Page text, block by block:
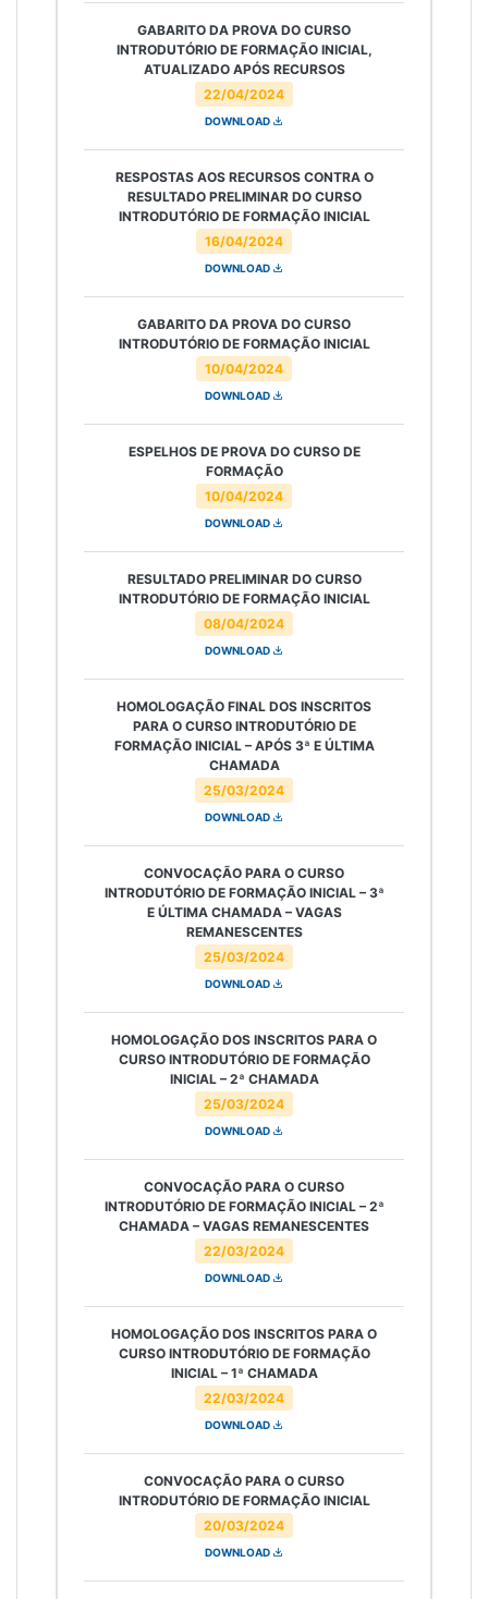
22/04/2024
GABARITO DA PROVA DO CURSO
INTRODUTÓRIO DE FORMAÇÃO INICIAL,
ATUALIZADO APÓS RECURSOS
DOWNLOAD
16/04/2024
RESPOSTAS AOS RECURSOS CONTRA O
RESULTADO PRELIMINAR DO CURSO
INTRODUTÓRIO DE FORMAÇÃO INICIAL
DOWNLOAD
10/04/2024
GABARITO DA PROVA DO CURSO
INTRODUTÓRIO DE FORMAÇÃO INICIAL
DOWNLOAD
10/04/2024
ESPELHOS DE PROVA DO CURSO DE
FORMAÇÃO
DOWNLOAD
08/04/2024
RESULTADO PRELIMINAR DO CURSO
INTRODUTÓRIO DE FORMAÇÃO INICIAL
DOWNLOAD
25/03/2024
HOMOLOGAÇÃO FINAL DOS INSCRITOS
PARA O CURSO INTRODUTÓRIO DE
FORMAÇÃO INICIAL – APÓS 3ª E ÚLTIMA
CHAMADA
DOWNLOAD
25/03/2024
CONVOCAÇÃO PARA O CURSO
INTRODUTÓRIO DE FORMAÇÃO INICIAL – 3ª
E ÚLTIMA CHAMADA – VAGAS
REMANESCENTES
DOWNLOAD
25/03/2024
HOMOLOGAÇÃO DOS INSCRITOS PARA O
CURSO INTRODUTÓRIO DE FORMAÇÃO
INICIAL – 2ª CHAMADA
DOWNLOAD
22/03/2024
CONVOCAÇÃO PARA O CURSO
INTRODUTÓRIO DE FORMAÇÃO INICIAL – 2ª
CHAMADA – VAGAS REMANESCENTES
DOWNLOAD
22/03/2024
HOMOLOGAÇÃO DOS INSCRITOS PARA O
CURSO INTRODUTÓRIO DE FORMAÇÃO
INICIAL – 1ª CHAMADA
DOWNLOAD
20/03/2024
CONVOCAÇÃO PARA O CURSO
INTRODUTÓRIO DE FORMAÇÃO INICIAL
DOWNLOAD